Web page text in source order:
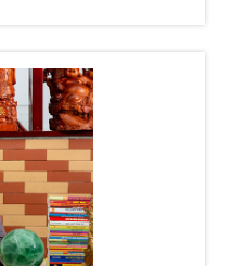
điều tra hoặc khi có quyết
Bộ luật Tố tụng Hình sự